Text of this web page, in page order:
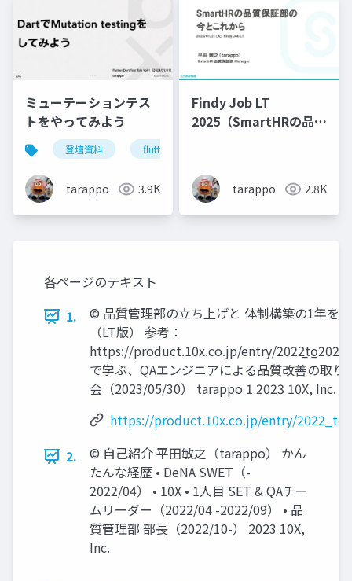
ミューテーションテス
トをやってみよう
登壇資料 flutter
tarappo 3.9K
Findy Job LT
2025（SmartHRの品質
tarappo 2.8K
各ページのテキスト
1.
©︎ 品質管理部の立ち上げと 体制構築の1年を
（LT版） 参考：
https://product.10x.co.jp/entry/
で学ぶ、QAエンジニアによる品質改善の取り
会（2023/05/30） tarappo 1 2023 10X, Inc.
https://product.10x.co.jp/entry/
2.
©︎ 自己紹介 平田敏之（tarappo） かん
たんな経歴 • DeNA SWET（-
2022/04） • 10X • 1人目 SET & QAチー
ムリーダー（2022/04 -2022/09） • 品
質管理部 部長（2022/10-） 2023 10X,
Inc.